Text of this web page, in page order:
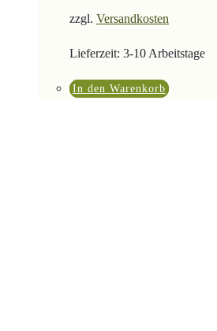
zzgl. Versandkosten
Lieferzeit: 3-10 Arbeitstage
In den Warenkorb